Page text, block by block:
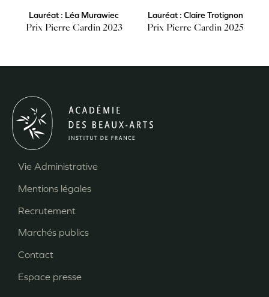
Lauréat : Léa Murawiec
Prix Pierre Cardin 2023
Lauréat : Claire Trotignon
Prix Pierre Cardin 2025
Pied
de
page
Vie Administrative
Mentions légales
Recrutement
Marchés publics
Contact
Espace presse